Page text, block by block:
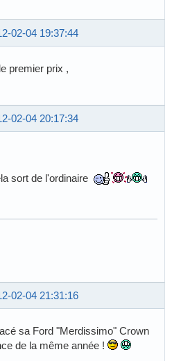
02-04 19:37:44
premier prix ,
02-04 20:17:34
sort de l'ordinaire
02-04 21:31:16
sa Ford "Merdissimo" Crown
de la même année !